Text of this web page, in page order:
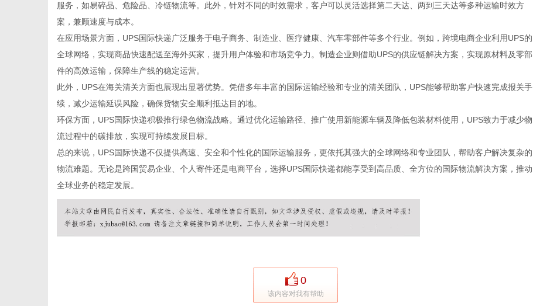
服务，如易碎品、危险品、冷链物流等。此外，针对不同的时效需求，客户可以灵活选择第二天达、两到三天达等多种运输时效方
案，兼顾速度与成本。
在应用场景方面，UPS国际快递广泛服务于电子商务、制造业、医疗健康、汽车零部件等多个行业。例如，跨境电商企业利用UPS的
全球网络，实现商品快速配送至海外买家，提升用户体验和市场竞争力。制造企业则借助UPS的供应链解决方案，实现原材料及零部
件的高效运输，保障生产线的稳定运营。
此外，UPS在海关清关方面也展现出显著优势。凭借多年丰富的国际运输经验和专业的清关团队，UPS能够帮助客户快速完成报关手
续，减少运输延误风险，确保货物安全顺利抵达目的地。
环保方面，UPS国际快递积极推行绿色物流战略。通过优化运输路径、推广使用新能源车辆及降低包装材料使用，UPS致力于减少物
流过程中的碳排放，实现可持续发展目标。
总的来说，UPS国际快递不仅提供高速、安全和个性化的国际运输服务，更依托其强大的全球网络和专业团队，帮助客户解决复杂的
物流难题。无论是跨国贸易企业、个人寄件还是电商平台，选择UPS国际快递都能享受到高品质、全方位的国际物流解决方案，推动
全球业务的稳定发展。
0
该内容对我有帮助